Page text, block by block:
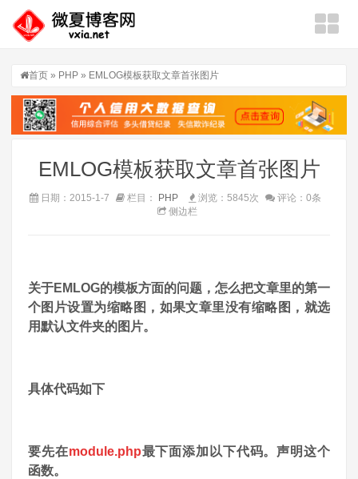
首页 » PHP » EMLOG模板获取文章首张图片
EMLOG模板获取文章首张图片
日期：2015-1-7 栏目： PHP 浏览：5845次
评论：0条
侧边栏
关于EMLOG的模板方面的问题，怎么把文章里的第一
个图片设置为缩略图，如果文章里没有缩略图，就选
用默认文件夹的图片。
具体代码如下
要先在module.php最下面添加以下代码。声明这个
函数。